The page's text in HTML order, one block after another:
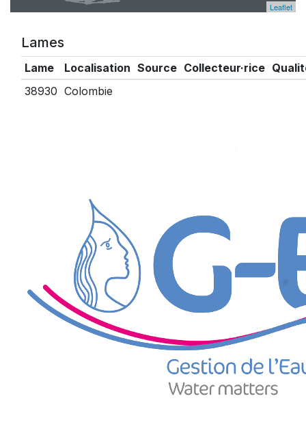
Leaflet
Lames
Lame Localisation Source Collecteur·rice
38930 Colombie